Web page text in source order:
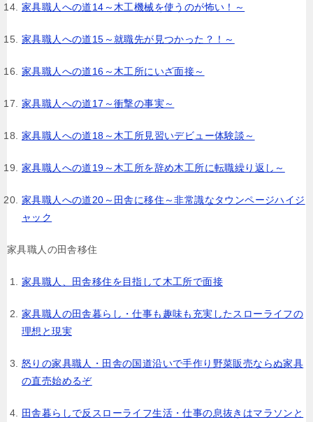
家具職人への道14～木工機械を使うのが怖い！～
家具職人への道15～就職先が見つかった？！～
家具職人への道16～木工所にいざ面接～
家具職人への道17～衝撃の事実～
家具職人への道18～木工所見習いデビュー体験談～
家具職人への道19～木工所を辞め木工所に転職繰り返し～
家具職人への道20～田舎に移住～非常識なタウンページハイジ
ャック
家具職人の田舎移住
家具職人、田舎移住を目指して木工所で面接
家具職人の田舎暮らし・仕事も趣味も充実したスローライフの
理想と現実
怒りの家具職人・田舎の国道沿いで手作り野菜販売ならぬ家具
の直売始めるぞ
田舎暮らしで反スローライフ生活・仕事の息抜きはマラソンと